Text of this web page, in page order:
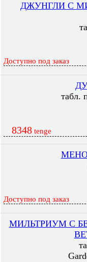
ДЖУНГЛИ С
Доступно под заказ
табл.
8348 tenge
Доступно под заказ
МИЛЬТРИУМ С